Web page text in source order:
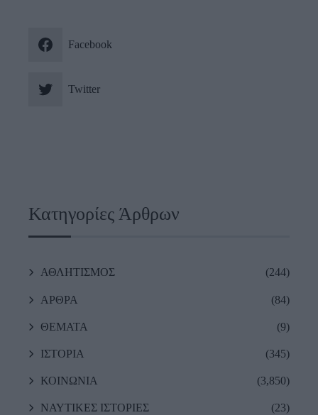
Facebook
Twitter
Κατηγορίες Άρθρων
ΑΘΛΗΤΙΣΜΟΣ (244)
ΑΡΘΡΑ (84)
ΘΕΜΑΤΑ (9)
ΙΣΤΟΡΙΑ (345)
ΚΟΙΝΩΝΙΑ (3,850)
ΝΑΥΤΙΚΕΣ ΙΣΤΟΡΙΕΣ (23)